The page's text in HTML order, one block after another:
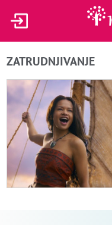
ZATRUDNJIVANJE